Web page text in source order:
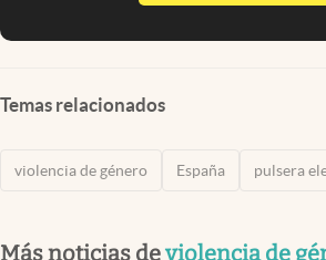
Temas relacionados
violencia de género España pulsera
Más noticias deviolencia de